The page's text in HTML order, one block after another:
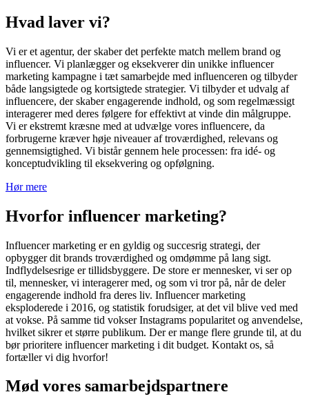
Hvad laver vi?
Vi er et agentur, der skaber det perfekte match mellem brand og
influencer. Vi planlægger og eksekverer din unikke influencer
marketing kampagne i tæt samarbejde med influenceren og tilbyder
både langsigtede og kortsigtede strategier. Vi tilbyder et udvalg af
influencere, der skaber engagerende indhold, og som regelmæssigt
interagerer med deres følgere for effektivt at vinde din målgruppe.
Vi er ekstremt kræsne med at udvælge vores influencere, da
forbrugerne kræver høje niveauer af troværdighed, relevans og
gennemsigtighed. Vi bistår gennem hele processen: fra idé- og
konceptudvikling til eksekvering og opfølgning.
Hør mere
Hvorfor influencer marketing?
Influencer marketing er en gyldig og succesrig strategi, der
opbygger dit brands troværdighed og omdømme på lang sigt.
Indflydelsesrige er tillidsbyggere. De store er mennesker, vi ser op
til, mennesker, vi interagerer med, og som vi tror på, når de deler
engagerende indhold fra deres liv. Influencer marketing
eksploderede i 2016, og statistik forudsiger, at det vil blive ved med
at vokse. På samme tid vokser Instagrams popularitet og anvendelse,
hvilket sikrer et større publikum. Der er mange flere grunde til, at du
bør prioritere influencer marketing i dit budget. Kontakt os, så
fortæller vi dig hvorfor!
Mød vores samarbejdspartnere